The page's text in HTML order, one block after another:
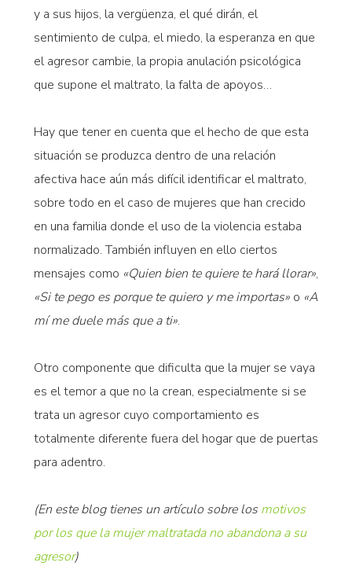
y a sus hijos, la vergüenza, el qué dirán, el
sentimiento de culpa, el miedo, la esperanza en que
el agresor cambie, la propia anulación psicológica
que supone el maltrato, la falta de apoyos…
Hay que tener en cuenta que el hecho de que esta
situación se produzca dentro de una relación
afectiva hace aún más difícil identificar el maltrato,
sobre todo en el caso de mujeres que han crecido
en una familia donde el uso de la violencia estaba
normalizado. También influyen en ello ciertos
mensajes como «Quien bien te quiere te hará llorar»,
«Si te pego es porque te quiero y me importas»o «A
mí me duele más que a ti».
Otro componente que dificulta que la mujer se vaya
es el temor a que no la crean, especialmente si se
trata un agresor cuyo comportamiento es
totalmente diferente fuera del hogar que de puertas
para adentro.
(En este blog tienes un artículo sobre losmotivos
por los que la mujer maltratada no abandona a su
agresor)